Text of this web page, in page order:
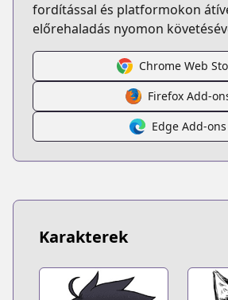
fordítással és platformokon
előrehaladás nyomon
Chrome Web
Firefox Add-
Edge Add-ons
Karakterek